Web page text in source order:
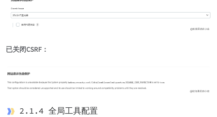
已关闭CSRF：
2.1.4 全局工具配置